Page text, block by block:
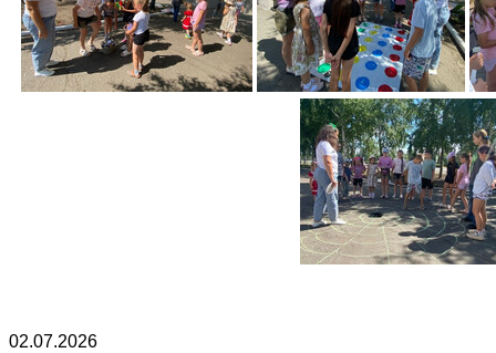
02.07.2026